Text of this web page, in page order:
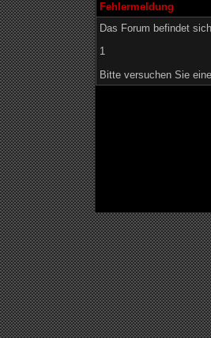
Fehlermeldung
Das Forum befindet
1
Bitte versuchen Sie